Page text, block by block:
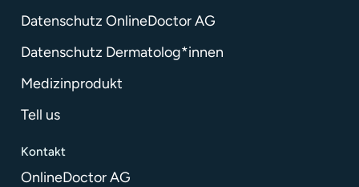
Datenschutz OnlineDoctor AG
Datenschutz Dermatolog*innen
Medizinprodukt
Tell us
Kontakt
OnlineDoctor AG